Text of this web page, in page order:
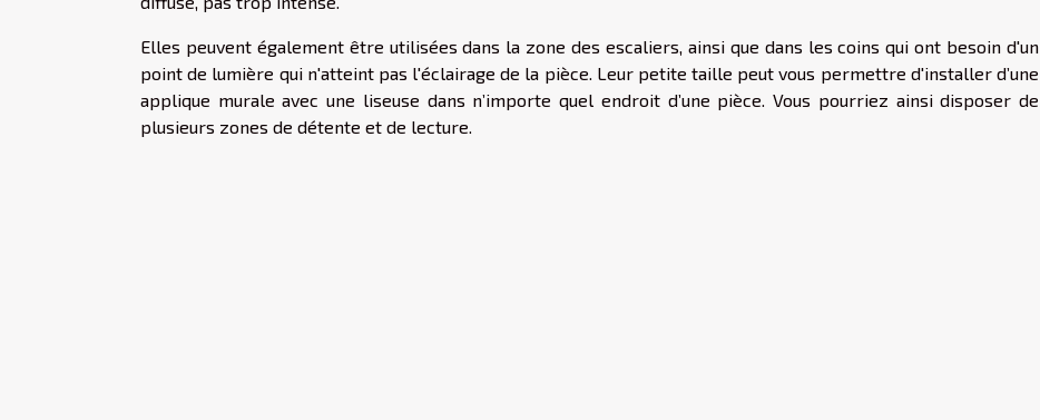
Elles peuvent également être utilisées dans la zone des escaliers, ainsi que dans les coins qui ont besoin d'un
point de lumière qui n'atteint pas l'éclairage de la pièce. Leur petite taille peut vous permettre d'installer d’une
applique murale avec une liseuse dans n’importe quel endroit d’une pièce. Vous pourriez ainsi disposer de
plusieurs zones de détente et de lecture.